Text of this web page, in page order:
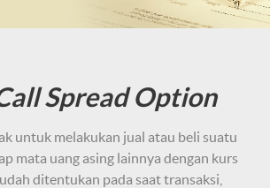
Spread Option
untuk melakukan jual atau beli suatu
mata uang asing lainnya dengan kurs
ditentukan pada saat transaksi,